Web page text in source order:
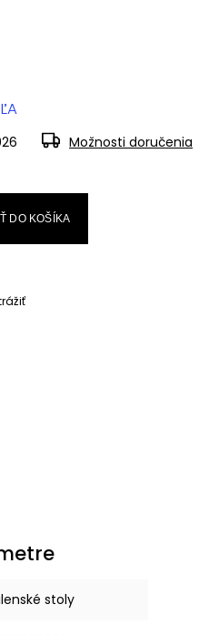
Možnosti doručenia
DO KOŠÍKA
stoly